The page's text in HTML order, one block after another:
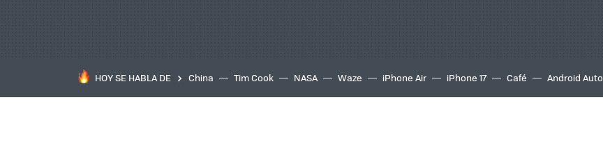
HOY SE HABLA DE China Tim Cook NASA Waze iPhone Air iPhone 17 Café Android Auto